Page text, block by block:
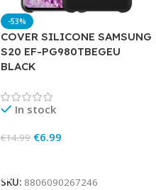
-53%
COVER SILICONE SAMSUNG
S20 EF-PG980TBEGEU
BLACK
In stock
€14.99 €6.99
SKU: 8806090267246